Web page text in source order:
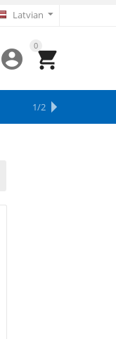
Latvian
0


APSAISTE
REZERVES DAĻAS
APGAISMOJUMS
1/2